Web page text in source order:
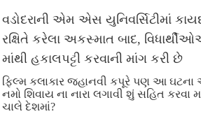
વડોદરાની એમ એસ યુનિવર્સિટીમાં
રક્ષિતે કરેલા અકસ્માત બાદ,
માંથી હકાલપટ્ટી કરવાની માંગ કરી છે
ફિલ્મ કલાકાર જહાનવી કપૂરે પણ આ
નમો શિવાય ના નારા લગાવી શું સહિત કરવા
ચાલે દેશમાં?